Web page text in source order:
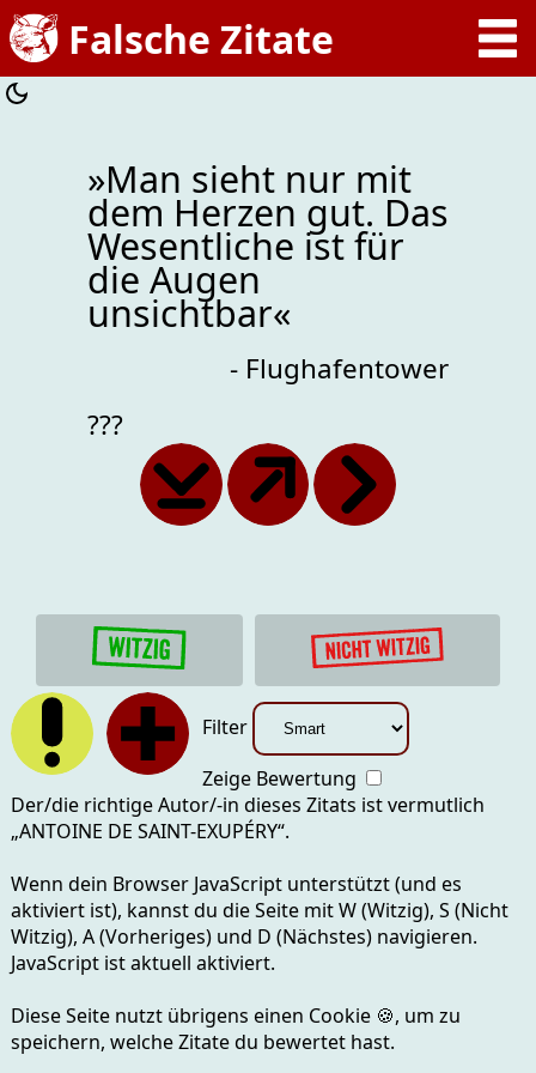
»Man sieht nur mit
dem Herzen gut. Das
Wesentliche ist für
die Augen
unsichtbar«
- Flughafentower
???
Filter
Zeige Bewertung
Der/die richtige Autor/-in dieses Zitats ist vermutlich
„ANTOINE DE SAINT-EXUPÉRY“.
Wenn dein Browser JavaScript unterstützt (und es
aktiviert ist), kannst du die Seite mitW (Witzig), S (Nicht
Witzig), A (Vorheriges) und D (Nächstes)navigieren.
JavaScript ist aktuell aktiviert.
Diese Seite nutzt übrigens einen Cookie 🍪, um zu
speichern, welche Zitate du bewertet hast.